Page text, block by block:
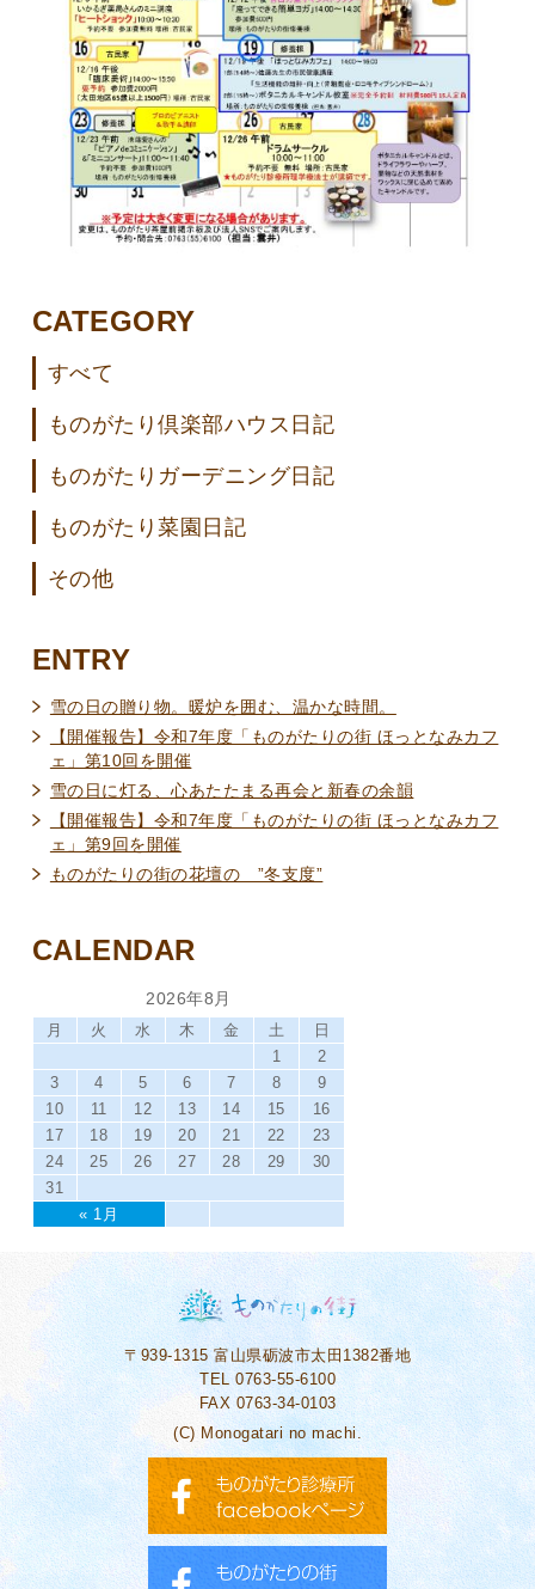
CATEGORY
すべて
ものがたり倶楽部ハウス日記
ものがたりガーデニング日記
ものがたり菜園日記
その他
ENTRY
雪の日の贈り物。暖炉を囲む、温かな時間。
【開催報告】令和7年度「ものがたりの街 ほっとなみカフ
ェ」第10回を開催
雪の日に灯る、心あたたまる再会と新春の余韻
【開催報告】令和7年度「ものがたりの街 ほっとなみカフ
ェ」第9回を開催
ものがたりの街の花壇の ”冬支度”
CALENDAR
2026年8月
月 火 水 木 金 土 日
« 1月
1
2
3
4 5 6 7 8
9
10
11 12 13 14 15
16
17
18 19 20 21 22
23
24
25 26 27 28 29
30
31
〒939-1315富山県砺波市太田1382番地
TEL 0763-55-6100
FAX 0763-34-0103
(C) Monogatari no machi.